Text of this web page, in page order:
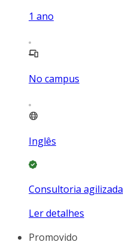
1 ano
No campus
Inglês
Consultoria agilizada
Ler detalhes
Promovido